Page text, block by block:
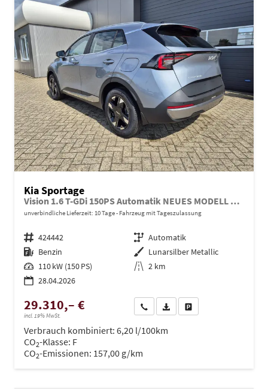
Kia Sportage
Vision 1.6 T-GDi 150PS Automatik NEUES MODELL MY26 FACELIFT Sitzheizung Lenkradheizung Klimaautomatik Navi Bluetooth Touchscreen Apple CarPlay Android Auto PDC v+h 17"LM Rückf.Kamera ACC 2x Keyless
unverbindliche Lieferzeit: 10 Tage Fahrzeug mit Tageszulassung
Fahrzeugnr. 424442 Getriebe Automatik
Kraftstoff Benzin Außenfarbe Lunarsilber Metallic
Leistung 110 kW (150 PS) Kilometerstand 2 km
28.04.2026
29.310,– €
incl. 19% MwSt.
Wir rufen Sie anPDF-Datei, Fahrzeugexposé
Verbrauch kombiniert: 6,20 l/100km
CO2-Klasse: F
CO2-Emissionen: 157,00 g/km